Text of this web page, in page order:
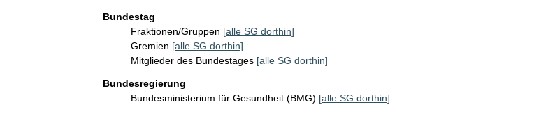
Bundestag
Fraktionen/Gruppen [alle SG dorthin]
Gremien [alle SG dorthin]
Mitglieder des Bundestages [alle SG dorthin]
Bundesregierung
Bundesministerium für Gesundheit (BMG) [alle SG dorthin]